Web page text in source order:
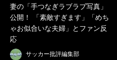
妻の「手つなぎラブラブ写真」
公開！ 「素敵すぎます」「めち
ゃお似合いな夫婦」とファン反
応
サッカー批評編集部